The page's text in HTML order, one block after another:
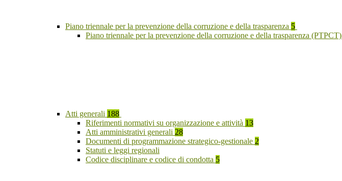
Piano triennale per la prevenzione della corruzione e della trasparenza 5
Piano triennale per la prevenzione della corruzione e della trasparenza (PTPCT)
Atti generali 188
Riferimenti normativi su organizzazione e attività 13
Atti amministrativi generali 28
Documenti di programmazione strategico-gestionale 2
Statuti e leggi regionali
Codice disciplinare e codice di condotta 5